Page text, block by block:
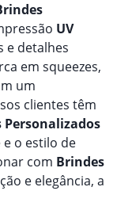
UV
e detalhes
em squeezes,
um
clientes têm
Personalizados
o estilo de
com Brindes
e elegância, a